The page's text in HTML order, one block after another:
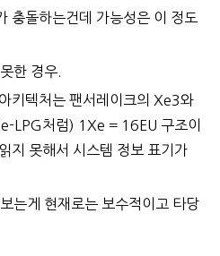
충돌하는건데 가능성은 이 정도
한 경우.
키텍처는 팬서레이크의 Xe3와
LPG처럼) 1Xe = 16EU 구조이
지 못해서 시스템 정보 표기가
는게 현재로는 보수적이고 타당